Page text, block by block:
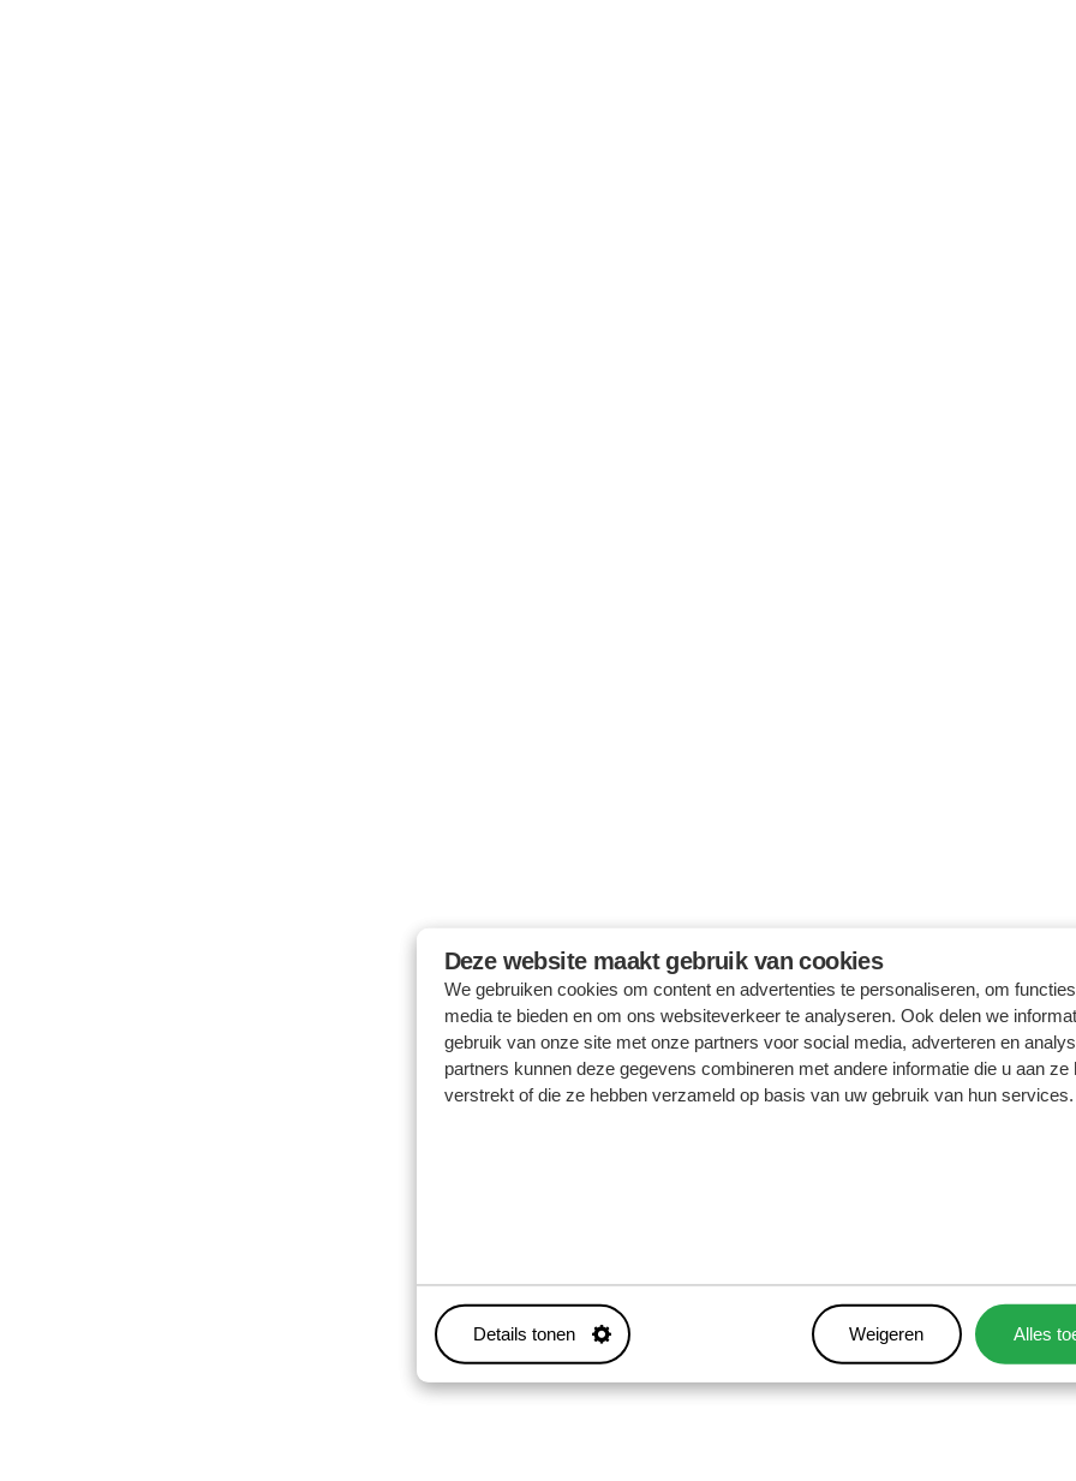
Deze website maakt gebruik van cookies
We gebruiken cookies om content en advertenties te personaliseren, om
media te bieden en om ons websiteverkeer te analyseren. Ook delen we
gebruik van onze site met onze partners voor social media, adverteren en
partners kunnen deze gegevens combineren met andere informatie die u aan ze
verstrekt of die ze hebben verzameld op basis van uw gebruik van hun services.
Details tonen Weigeren Alles